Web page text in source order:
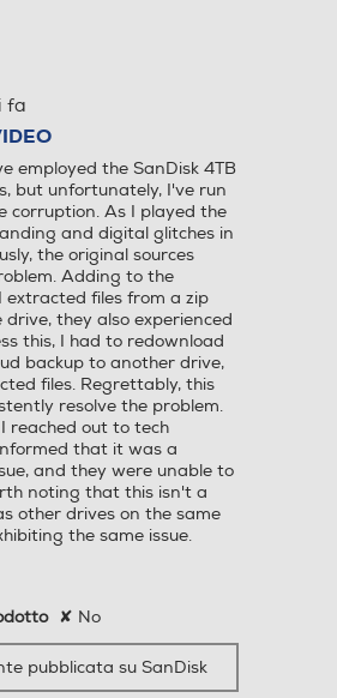
fa
employed the SanDisk 4TB
but unfortunately, I've run
corruption. As I played the
and digital glitches in
the original sources
Adding to the
extracted files from a zip
they also experienced
this, I had to redownload
backup to another drive,
files. Regrettably, this
resolve the problem.
reached out to tech
that it was a
and they were unable to
noting that this isn't a
other drives on the same
the same issue.
✘ No
pubblicata su SanDisk